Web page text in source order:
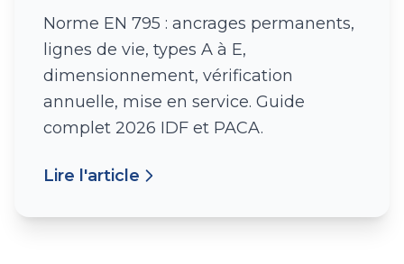
Norme EN 795 : ancrages permanents,
lignes de vie, types A à E,
dimensionnement, vérification
annuelle, mise en service. Guide
complet 2026 IDF et PACA.
Lire l'article